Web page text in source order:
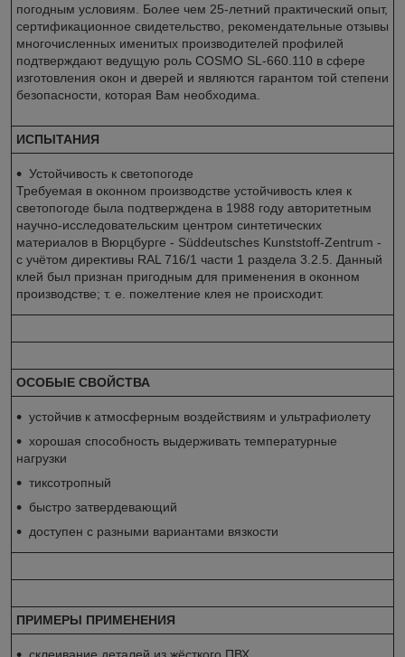
погодным условиям. Более чем 25-летний практический опыт,
сертификационное свидетельство, рекомендательные отзывы
многочисленных именитых производителей профилей
подтверждают ведущую роль COSMO SL-660.110 в сфере
изготовления окон и дверей и являются гарантом той степени
безопасности, которая Вам необходима.
ИСПЫТАНИЯ
Устойчивость к светопогоде
Требуемая в оконном производстве устойчивость клея к
светопогоде была подтверждена в 1988 году авторитетным
научно-исследовательским центром синтетических
материалов в Вюрцбурге - Süddeutsches Kunststoff-Zentrum -
с учётом директивы RAL 716/1 части 1 раздела 3.2.5. Данный
клей был признан пригодным для применения в оконном
производстве; т. е. пожелтение клея не происходит.
ОСОБЫЕ СВОЙСТВА
устойчив к атмосферным воздействиям и ультрафиолету
хорошая способность выдерживать температурные
нагрузки
тиксотропный
быстро затвердевающий
доступен с разными вариантами вязкости
ПРИМЕРЫ ПРИМЕНЕНИЯ
склеивание деталей из жёсткого ПВХ